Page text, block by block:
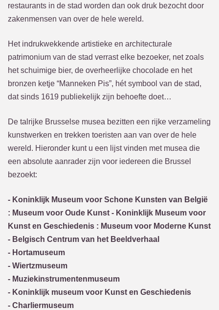
restaurants in de stad worden dan ook druk bezocht door
zakenmensen van over de hele wereld.
Het indrukwekkende artistieke en architecturale
patrimonium van de stad verrast elke bezoeker, net zoals
het schuimige bier, de overheerlijke chocolade en het
bronzen ketje “Manneken Pis”, hét symbool van de stad,
dat sinds 1619 publiekelijk zijn behoefte doet…
De talrijke Brusselse musea bezitten een rijke verzameling
kunstwerken en trekken toeristen aan van over de hele
wereld. Hieronder kunt u een lijst vinden met musea die
een absolute aanrader zijn voor iedereen die Brussel
bezoekt:
- Koninklijk Museum voor Schone Kunsten van België
: Museum voor Oude Kunst - Koninklijk Museum voor
Kunst en Geschiedenis : Museum voor Moderne Kunst
- Belgisch Centrum van het Beeldverhaal
- Hortamuseum
- Wiertzmuseum
- Muziekinstrumentenmuseum
- Koninklijk museum voor Kunst en Geschiedenis
- Charliermuseum